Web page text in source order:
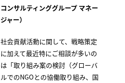
コンサルティンググループ マネー
ジャー）
社会貢献活動に関して、戦略策定
に加えて最近特にご相談が多いの
は「取り組み案の検討（グローバ
ルでのNGOとの協働取り組み、国